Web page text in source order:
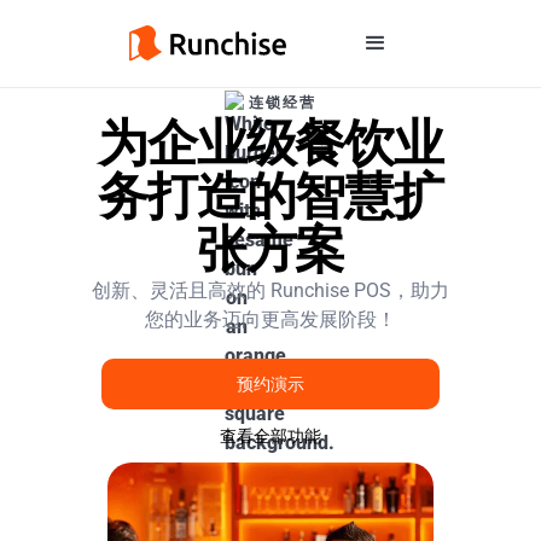
连锁经营
为企业级餐饮业
务打造的智慧扩
张方案
创新、灵活且高效的 Runchise POS，助力
您的业务迈向更高发展阶段！
预约演示
查看全部功能